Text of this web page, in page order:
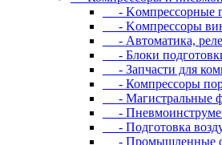
- Koмпpeccopныe
- Koмпpeccopы
- Автоматика,
- Блоки
- Запчасти для
- Компрессоры
- Магистральные
-
- Подготовка
- Промышленные